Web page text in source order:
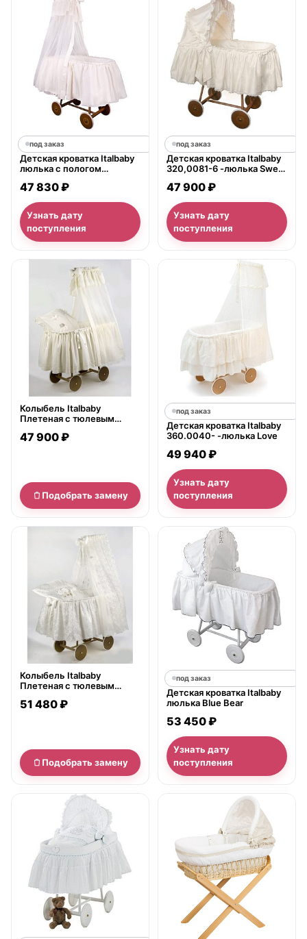
под заказ
Детская кроватка Italbaby
люлька с пологом
47 830 ₽
Узнать дату
поступления
под заказ
Детская кроватка Italbaby
320,0081-6 -люлька Sweet
47 900 ₽
Узнать дату
поступления
нет в продаже
Колыбель Italbaby
Плетеная с тюлевым
47 900 ₽
Подобрать замену
под заказ
Детская кроватка Italbaby
360.0040- -люлька Love
49 940 ₽
Узнать дату
поступления
Колыбель Italbaby
Плетеная с тюлевым
51 480 ₽
Подобрать замену
под заказ
Детская кроватка Italbaby
люлька Blue Bear
53 450 ₽
Узнать дату
поступления